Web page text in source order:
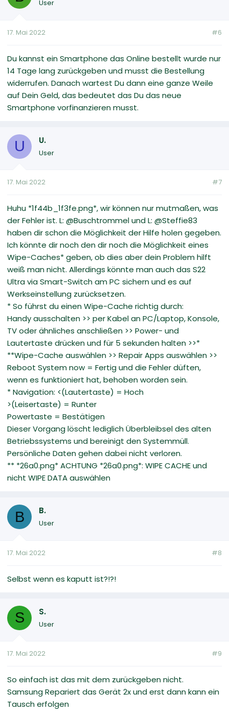
User
17. Mai 2022 #6
Du kannst ein Smartphone das Online bestellt wurde nur
14 Tage lang zurückgeben und musst die Bestellung
widerrufen. Danach wartest Du dann eine ganze Weile
auf Dein Geld, das bedeutet das Du das neue
Smartphone vorfinanzieren musst.
U U.
User
17. Mai 2022 #7
Huhu *1f44b_1f3fe.png*, wir können nur mutmaßen, was
der Fehler ist. L: @Buschtrommel und L: @Steffie83
haben dir schon die Möglichkeit der Hilfe holen gegeben.
Ich könnte dir noch den dir noch die Möglichkeit eines
Wipe-Caches* geben, ob dies aber dein Problem hilft
weiß man nicht. Allerdings könnte man auch das S22
Ultra via Smart-Switch am PC sichern und es auf
Werkseinstellung zurücksetzen.
* So führst du einen Wipe-Cache richtig durch:
Handy ausschalten >> per Kabel an PC/Laptop, Konsole,
TV oder ähnliches anschließen >> Power- und
Lautertaste drücken und für 5 sekunden halten >>*
**Wipe-Cache auswählen >> Repair Apps auswählen >>
Reboot System now = Fertig und die Fehler düften,
wenn es funktioniert hat, behoben worden sein.
* Navigation: <(Lautertaste) = Hoch
>(Leisertaste) = Runter
Powertaste = Bestätigen
Dieser Vorgang löscht lediglich Überbleibsel des alten
Betriebssystems und bereinigt den Systemmüll.
Persönliche Daten gehen dabei nicht verloren.
** *26a0.png* ACHTUNG *26a0.png*: WIPE CACHE und
nicht WIPE DATA auswählen
B B.
User
17. Mai 2022 #8
Selbst wenn es kaputt ist?!?!
S S.
User
17. Mai 2022 #9
So einfach ist das mit dem zurückgeben nicht.
Samsung Repariert das Gerät 2x und erst dann kann ein
Tausch erfolgen